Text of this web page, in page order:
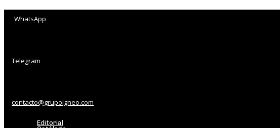
WhatsApp
Telegram
contacto@grupoigneo.com
Editorial